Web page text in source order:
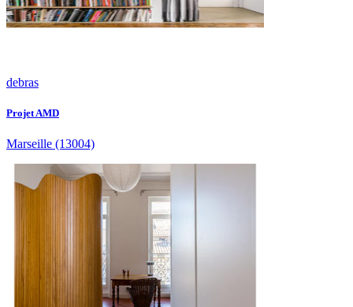
debras
Projet AMD
Marseille (13004)